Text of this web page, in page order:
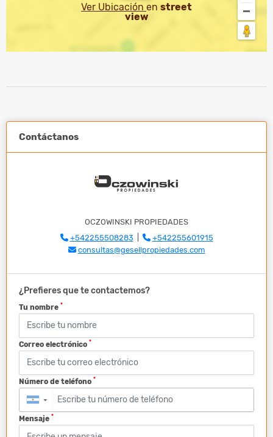
Ver Ubicación en street
view
Contáctanos
OCZOWINSKI PROPIEDADES
+542255508283|
+542255601915
consultas@gesellpropiedades.com
¿Prefieres que te contactemos?
Tu nombre *
Correo electrónico *
Número de teléfono *
▼
Mensaje *